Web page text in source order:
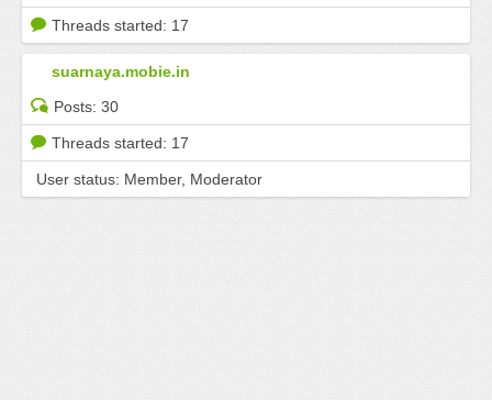
Threads started: 17
suarnaya.mobie.in
Posts: 30
Threads started: 17
User status: Member, Moderator